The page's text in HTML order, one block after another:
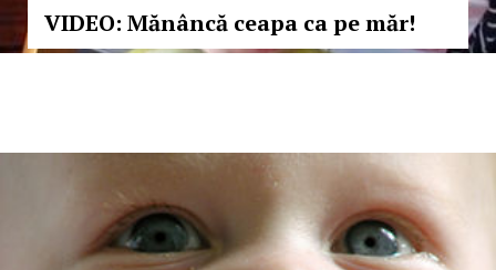
VIDEO: Mănâncă ceapa ca pe măr!